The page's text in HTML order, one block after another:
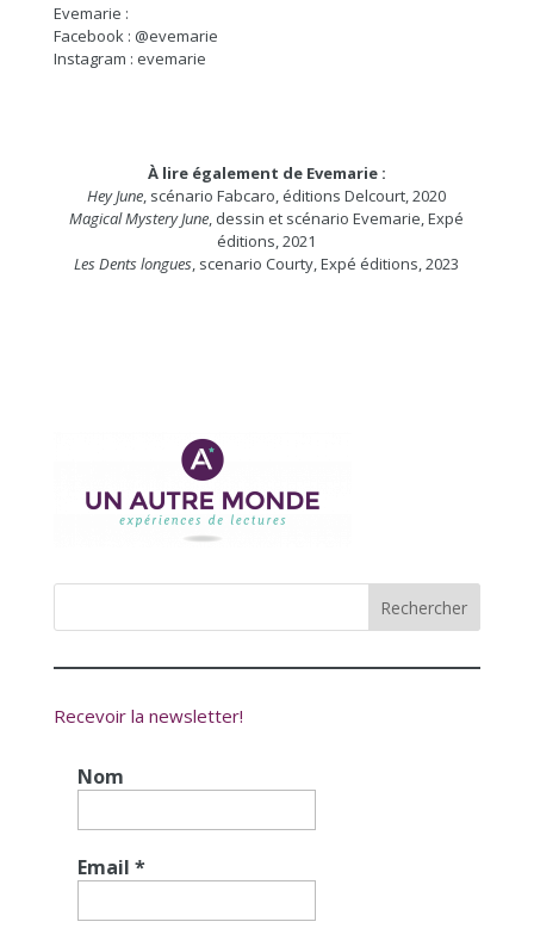
Evemarie :
Facebook : @evemarie
Instagram : evemarie
À lire également de Evemarie :
Hey June, scénario Fabcaro, éditions Delcourt, 2020
Magical Mystery June, dessin et scénario Evemarie, Expé
éditions, 2021
Les Dents longues, scenario Courty, Expé éditions, 2023
Recevoir la newsletter!
Nom
Email *